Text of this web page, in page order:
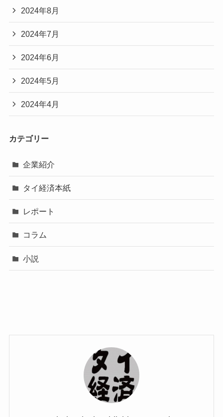
2024年8月
2024年7月
2024年6月
2024年5月
2024年4月
カテゴリー
企業紹介
タイ経済本紙
レポート
コラム
小説